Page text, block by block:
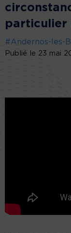
particulier
#Andernos-les-
Publié le 23 mai